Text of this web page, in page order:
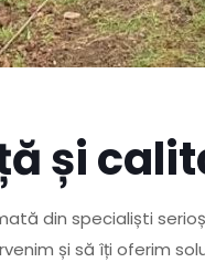
și
din specialiști
și să îți oferim